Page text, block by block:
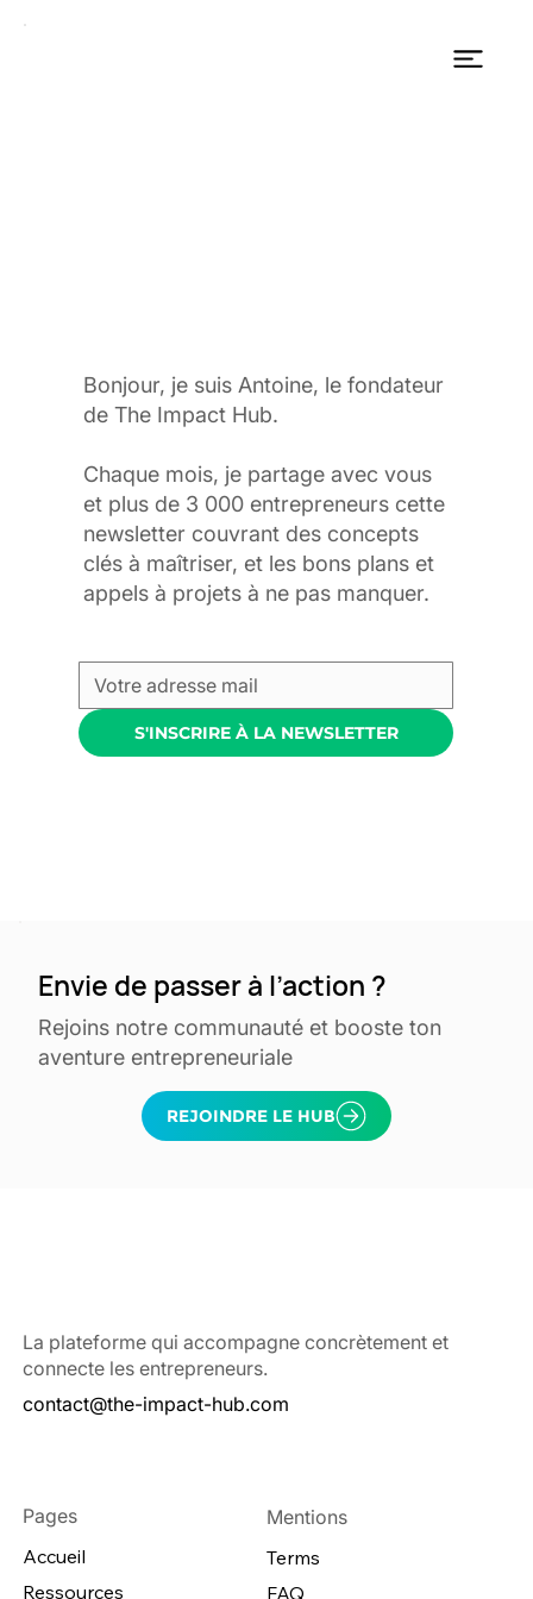
Bonjour, je suis Antoine, le fondateur
de The Impact Hub.
Chaque mois, je partage avec vous
et plus de 3 000 entrepreneurs cette
newsletter couvrant des concepts
clés à maîtriser, et les bons plans et
appels à projets à ne pas manquer.
S'INSCRIRE À LA NEWSLETTER
Envie de passer à l’action ?
Rejoins notre communauté et booste ton
aventure entrepreneuriale
Pages
Accueil
Ressources
La plateforme qui accompagne concrètement et
connecte les entrepreneurs.
contact@the-impact-hub.com
Mentions
Terms
FAQ